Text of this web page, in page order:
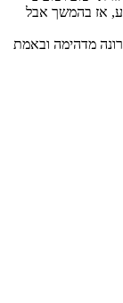
אז בהמשך אבל
מדהימה ובאמת